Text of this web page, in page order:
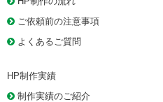
ご依頼前の注意事項
よくあるご質問
HP制作実績
制作実績のご紹介